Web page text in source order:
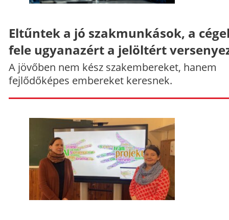
Eltűntek a jó szakmunkások, a
fele ugyanazért a jelöltért
A jövőben nem kész szakembereket, hanem
fejlődőképes embereket keresnek.